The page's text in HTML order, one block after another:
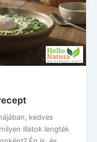
kedves
illatok lengték